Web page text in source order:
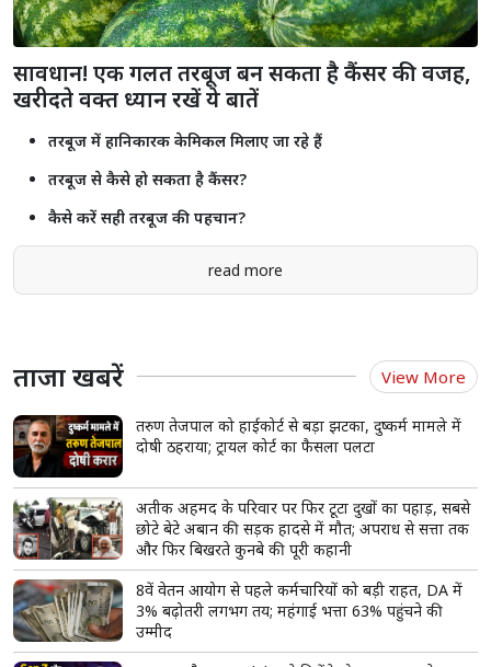
राजस्थान में 2.55 करोड़ से ज्यादा लोगों को मिला प्रधानमंत्री मुद्रा योजना का लाभ,
₹2.18 लाख करोड़ से अधिक ऋण स्वीकृत
Shorts see more
सावधान! एक गलत तरबूज बन सकता है कैंसर की वजह,
खरीदते वक्त ध्यान रखें ये बातें
तरबूज में हानिकारक केमिकल मिलाए जा रहे हैं